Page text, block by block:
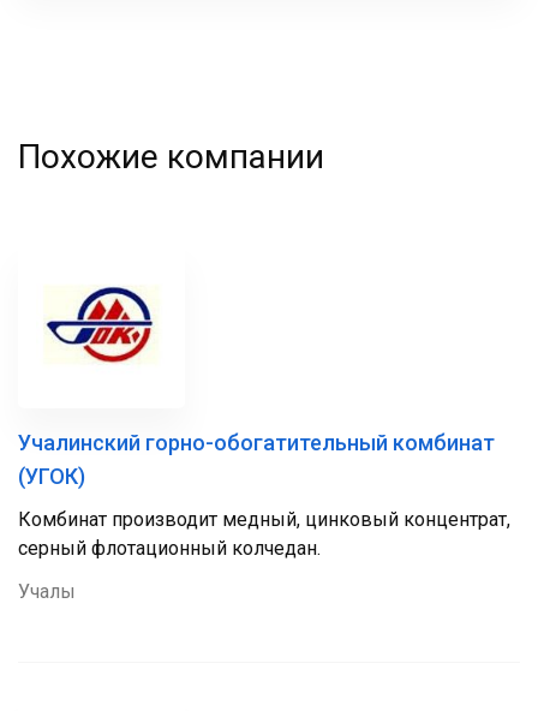
Похожие компании
Учалинский горно-обогатительный комбинат
(УГОК)
Комбинат производит медный, цинковый концентрат,
серный флотационный колчедан.
Учалы